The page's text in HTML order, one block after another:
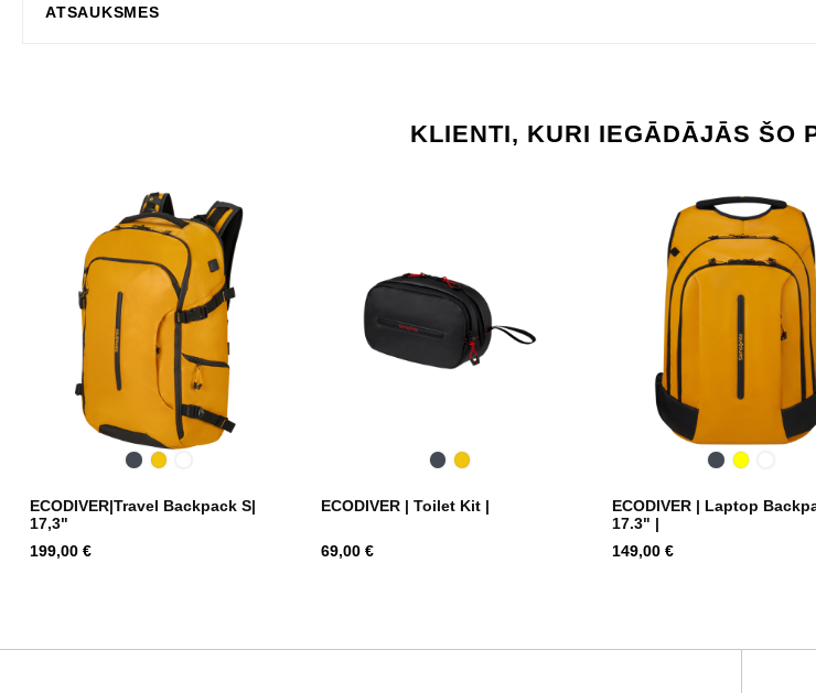
ATSAUKSMES
KLIENTI, KURI IEGĀDĀJĀS ŠO
MelnaDzeltena
ECODIVER|Travel Backpack S|
17,3"
Cena
199,00 €
MelnaDzeltena
ECODIVER | Toilet Kit |
Cena
69,00 €
MelnaYellow
ECODIVER | Laptop
17.3" |
Cena
149,00 €